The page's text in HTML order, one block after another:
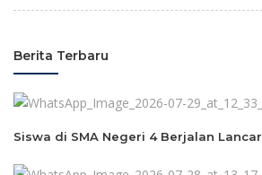
Berita Terbaru
Siswa di SMA Negeri 4 Berjalan Lancar